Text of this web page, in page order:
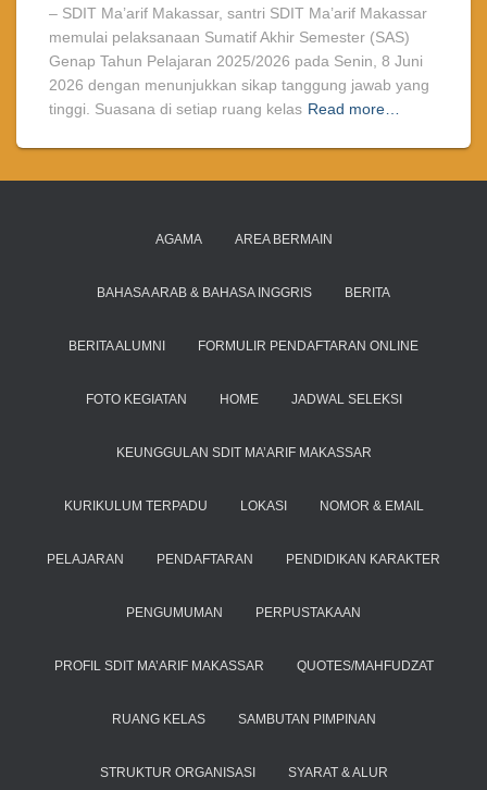
– SDIT Ma’arif Makassar, santri SDIT Ma’arif Makassar
memulai pelaksanaan Sumatif Akhir Semester (SAS)
Genap Tahun Pelajaran 2025/2026 pada Senin, 8 Juni
2026 dengan menunjukkan sikap tanggung jawab yang
tinggi. Suasana di setiap ruang kelas Read more…
AGAMA AREA BERMAIN
BAHASA ARAB & BAHASA INGGRIS BERITA
BERITA ALUMNI FORMULIR PENDAFTARAN ONLINE
FOTO KEGIATAN HOME JADWAL SELEKSI
KEUNGGULAN SDIT MA’ARIF MAKASSAR
KURIKULUM TERPADU LOKASI NOMOR & EMAIL
PELAJARAN PENDAFTARAN PENDIDIKAN KARAKTER
PENGUMUMAN PERPUSTAKAAN
PROFIL SDIT MA’ARIF MAKASSAR QUOTES/MAHFUDZAT
RUANG KELAS SAMBUTAN PIMPINAN
STRUKTUR ORGANISASI SYARAT & ALUR